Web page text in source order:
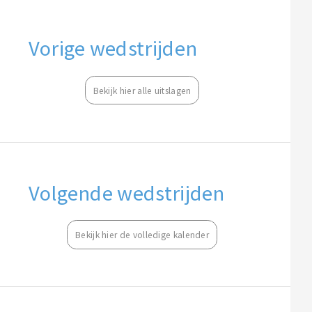
Vorige wedstrijden
Bekijk hier alle uitslagen
Volgende wedstrijden
Bekijk hier de volledige kalender